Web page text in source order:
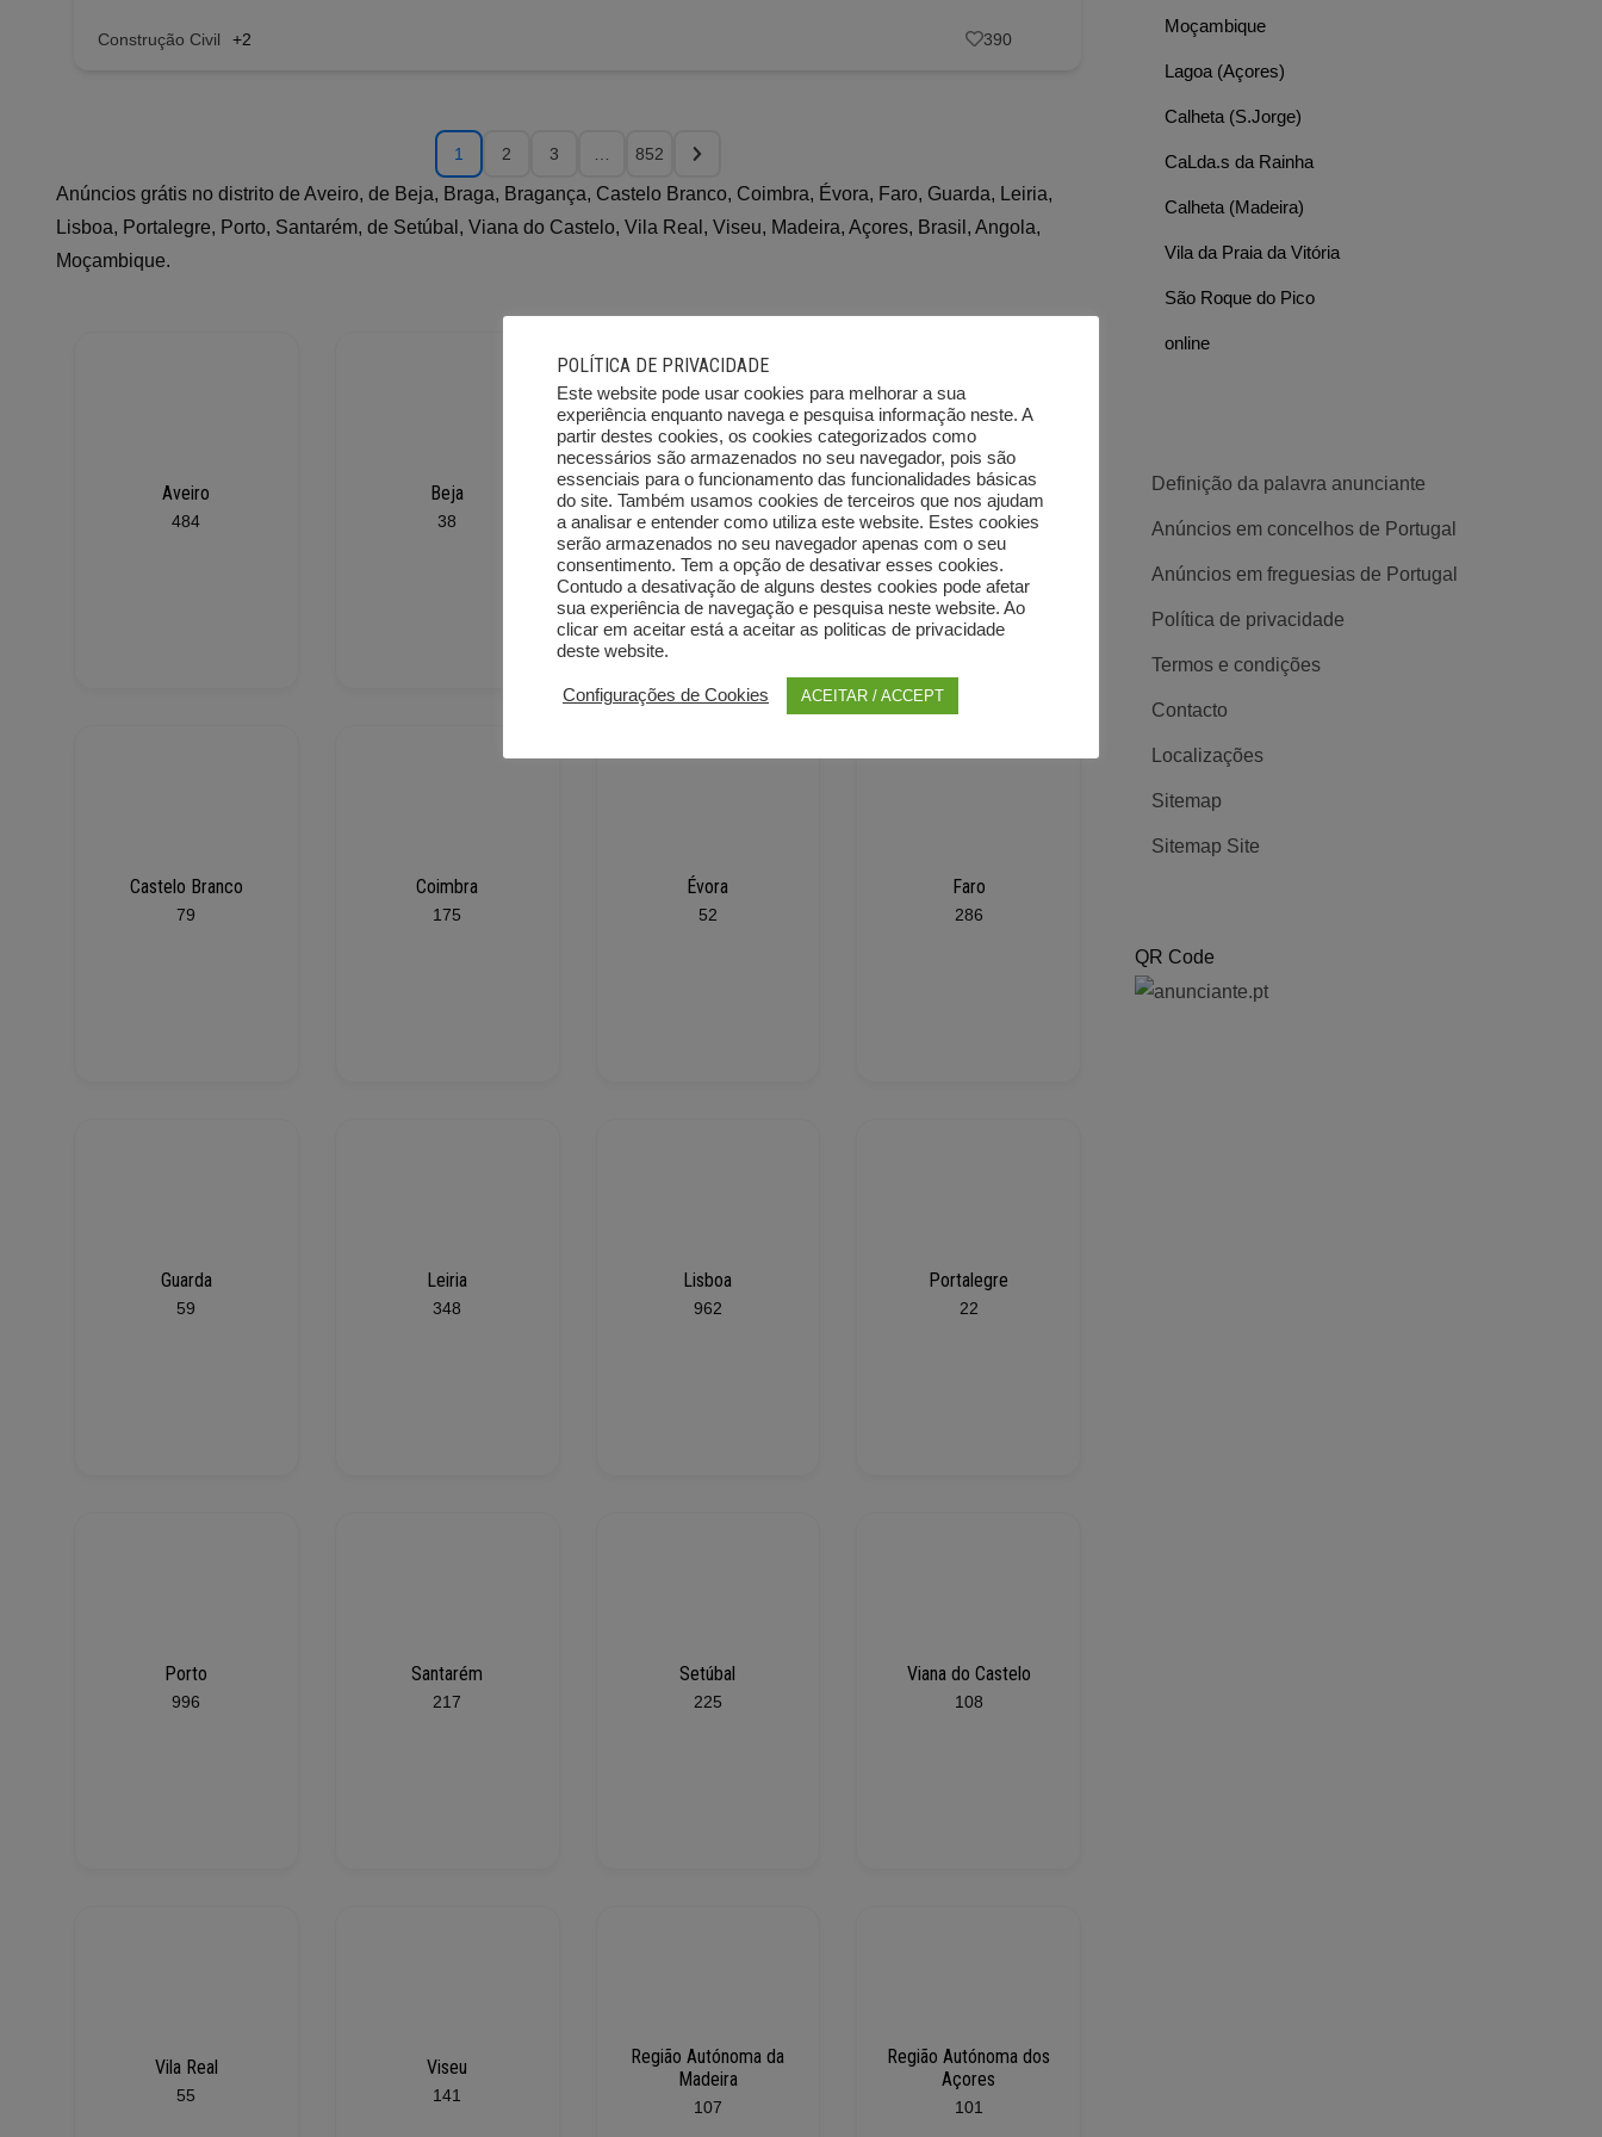
Construção Civil +2 390
1 2 3 852
Anúncios grátis no distrito de Aveiro, de Beja, Braga, Bragança, Castelo Branco, Coimbra, Évora, Faro, Guarda, Leiria,
Lisboa, Portalegre, Porto, Santarém, de Setúbal, Viana do Castelo, Vila Real, Viseu, Madeira, Açores, Brasil, Angola,
Moçambique.
Aveiro
484
Beja
38
Braga
573
Bragança
43
Castelo Branco
79
Coimbra
175
Évora
52
Faro
286
Guarda
59
Leiria
348
Lisboa
962
Portalegre
22
Porto
996
Santarém
217
Setúbal
225
Viana do Castelo
108
Vila Real
55
Viseu
141
Região Autónoma da
Madeira
107
Região Autónoma dos
Açores
101
Moçambique
Lagoa (Açores)
Calheta (S.Jorge)
CaLda.s da Rainha
Calheta (Madeira)
Vila da Praia da Vitória
São Roque do Pico
online
Definição da palavra anunciante
Anúncios em concelhos de Portugal
Anúncios em freguesias de Portugal
Política de privacidade
Termos e condições
Contacto
Localizações
Sitemap
Sitemap Site
QR Code
POLÍTICA DE PRIVACIDADE
Este website pode usar cookies para melhorar a sua
experiência enquanto navega e pesquisa informação neste. A
partir destes cookies, os cookies categorizados como
necessários são armazenados no seu navegador, pois são
essenciais para o funcionamento das funcionalidades básicas
do site. Também usamos cookies de terceiros que nos ajudam
a analisar e entender como utiliza este website. Estes cookies
serão armazenados no seu navegador apenas com o seu
consentimento. Tem a opção de desativar esses cookies.
Contudo a desativação de alguns destes cookies pode afetar
sua experiência de navegação e pesquisa neste website. Ao
clicar em aceitar está a aceitar as politicas de privacidade
deste website.
Configurações de Cookies ACEITAR / ACCEPT